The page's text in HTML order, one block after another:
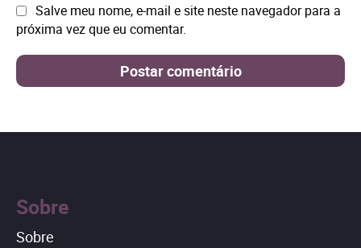
Site: Salve meu nome, e-mail e site neste navegador para a
próxima vez que eu comentar.
Sobre
Sobre